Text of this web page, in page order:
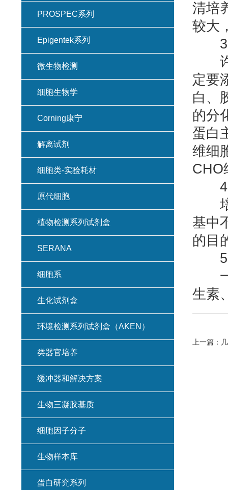
清培
较大
3.
许
定要
白、
的分
蛋白
维细
CHO
4.
培
基中
的目
5.
⼀
生素
上一篇：
PROSPEC系列
Epigentek系列
微生物检测
细胞生物学
Corning康宁
解离试剂
细胞类-实验耗材
原代细胞
植物检测系列试剂盒
SERANA
细胞系
生化试剂盒
环境检测系列试剂盒（AKEN）
类器官培养
缓冲器和解决方案
生物三凝胶基质
细胞因子分子
生物样本库
蛋白研究系列